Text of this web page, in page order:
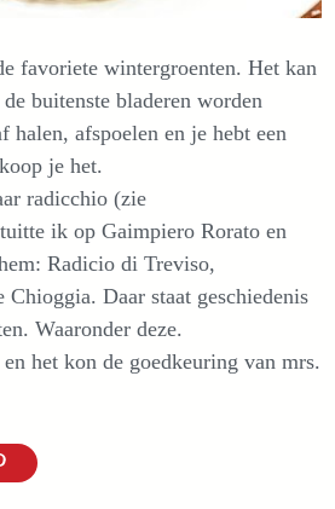
favoriete wintergroenten. Het kan
buitenste bladeren worden
halen, afspoelen en je hebt een
je het.
radicchio (zie
ik op Gaimpiero Rorato en
Radicio di Treviso,
Chioggia. Daar staat geschiedenis
Waaronder deze.
het kon de goedkeuring van mrs.